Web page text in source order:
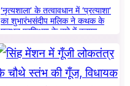
‘नृत्यशाला’ के तत्वावधान में ‘प्रत्याशा’
का शुभारंभसंदीप मलिक ने कथक के
मूलभूत प्रशिक्षण के बारे में बताया